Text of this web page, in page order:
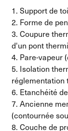
1. Support de
2. Forme de
3. Coupure
d'un pont
4. Pare-vapeur
5. Isolation
réglementation
6. Etanchéité
7. Ancienne
(contournée
8. Couche de